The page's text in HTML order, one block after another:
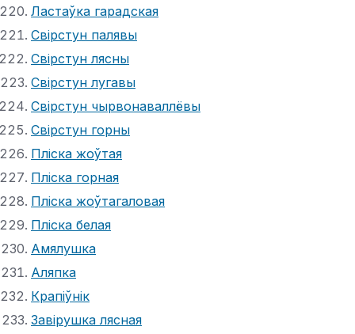
Ластаўка гарадская
Свірстун палявы
Свірстун лясны
Свірстун лугавы
Свірстун чырвонаваллёвы
Свірстун горны
Пліска жоўтая
Пліска горная
Пліска жоўтагаловая
Пліска белая
Амялушка
Аляпка
Крапіўнік
Завірушка лясная